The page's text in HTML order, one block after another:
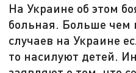
На Украине об этом
больная. Больше чем
случаев на Украине
то насилуют детей.